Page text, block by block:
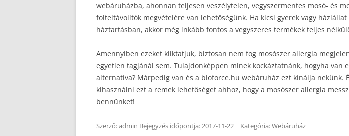
webáruházba, ahonnan teljesen veszélytelen, vegyszermentes mosó- és
folteltávolítók megvételére van lehetőségünk. Ha kicsi gyerek vagy
háztartásban, akkor még inkább fontos a vegyszeres termékek teljes
Amennyiben ezeket kiiktatjuk, biztosan nem fog mosószer allergia
egyetlen tagjánál sem. Tulajdonképpen minek kockáztatnánk, hogyha van
alternatíva? Márpedig van és a bioforce.hu webáruház ezt kínálja nekünk.
kihasználni ezt a remek lehetőséget ahhoz, hogy a mosószer allergia
bennünket!
Szerző:admin Bejegyzés időpontja:2017-11-22 | Kategória:Webáruház